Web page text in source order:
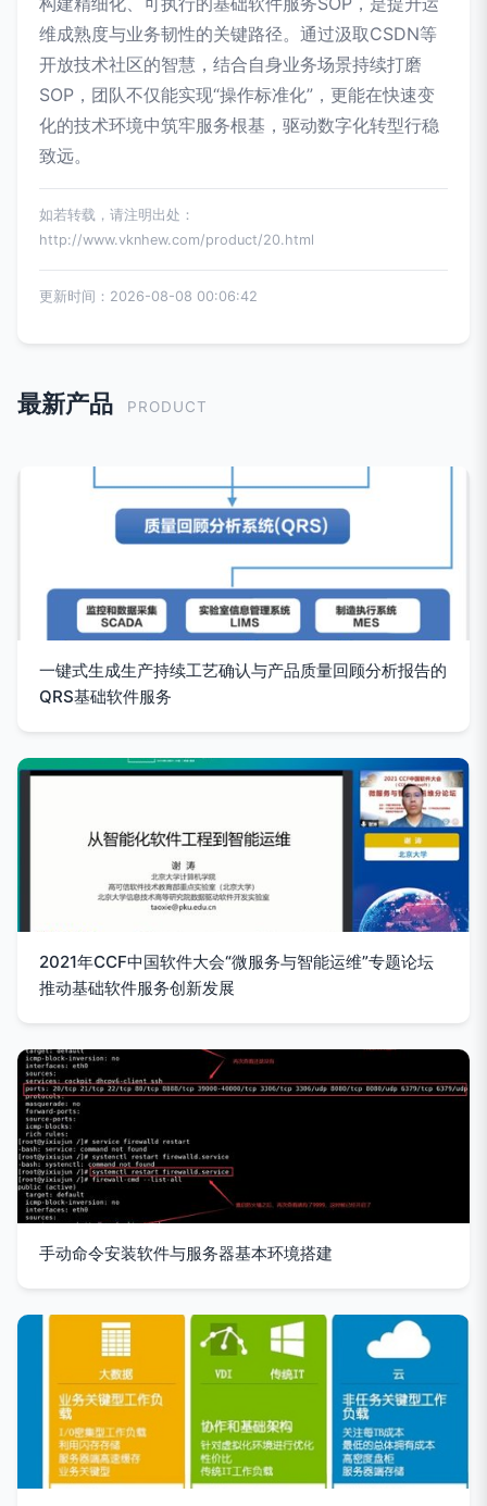
维成熟度与业务韧性的关键路径。通过汲取CSDN等
开放技术社区的智慧，结合自身业务场景持续打磨
SOP，团队不仅能实现“操作标准化”，更能在快速变
化的技术环境中筑牢服务根基，驱动数字化转型行稳
致远。
如若转载，请注明出处：
http://www.vknhew.com/product/20.html
更新时间：2026-08-08 00:06:42
最新产品 PRODUCT
一键式生成生产持续工艺确认与产品质量回顾分析报告的
QRS基础软件服务
2021年CCF中国软件大会“微服务与智能运维”专题论坛
推动基础软件服务创新发展
手动命令安装软件与服务器基本环境搭建